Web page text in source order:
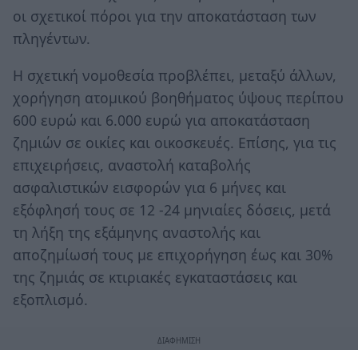
οι σχετικοί πόροι για την αποκατάσταση των
πληγέντων.
Η σχετική νομοθεσία προβλέπει, μεταξύ άλλων,
χορήγηση ατομικού βοηθήματος ύψους περίπου
600 ευρώ και 6.000 ευρώ για αποκατάσταση
ζημιών σε οικίες και οικοσκευές. Επίσης, για τις
επιχειρήσεις, αναστολή καταβολής
ασφαλιστικών εισφορών για 6 μήνες και
εξόφλησή τους σε 12 -24 μηνιαίες δόσεις, μετά
τη λήξη της εξάμηνης αναστολής και
αποζημίωσή τους με επιχορήγηση έως και 30%
της ζημιάς σε κτιριακές εγκαταστάσεις και
εξοπλισμό.